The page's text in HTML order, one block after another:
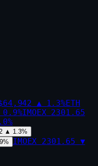
▲ 1.3%ETH
0.9%IMOEX 2301.65
%
▲ 1.3%
% IMOEX 2301.65 ▼